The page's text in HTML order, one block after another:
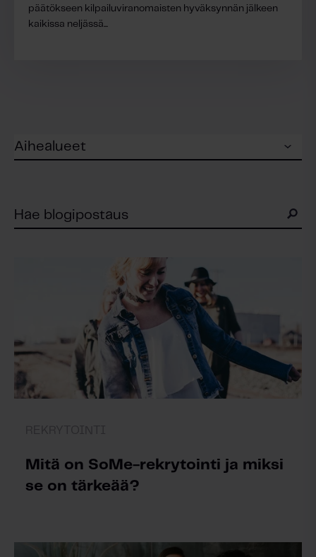
päätökseen kilpailuviranomaisten hyväksynnän jälkeen
kaikissa neljässä...
Mitä on SoMe-rekrytointi ja miksi
se on tärkeää?